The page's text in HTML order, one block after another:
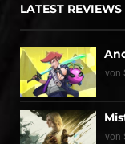
LATEST REVIEWS
von
von